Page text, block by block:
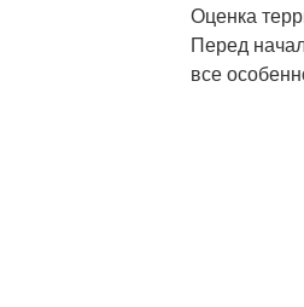
Оценка
Перед
все